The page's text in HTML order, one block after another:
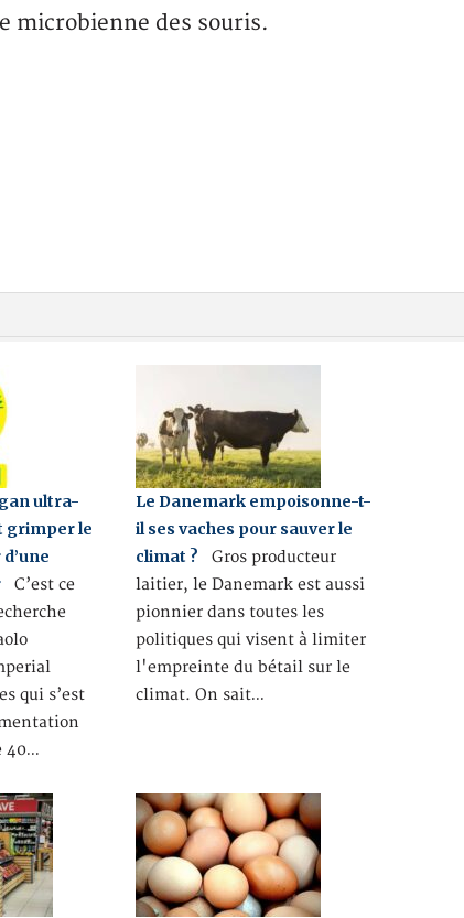
microbienne des souris.
ultra-
grimper le
C’est ce
qui s’est
40…
Le Danemark empoisonne-t-
il ses vaches pour sauver le
climat ? Gros producteur
laitier, le Danemark est aussi
pionnier dans toutes les
politiques qui visent à limiter
l'empreinte du bétail sur le
climat. On sait…